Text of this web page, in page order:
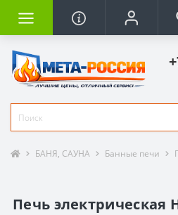
БАНЯ, САУНА Банные печи
Печь электрическая